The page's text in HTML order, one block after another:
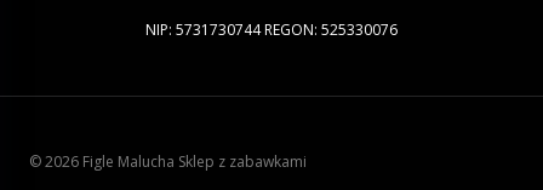
NIP: 5731730744 REGON: 525330076
© 2026 Figle Malucha Sklep z zabawkami